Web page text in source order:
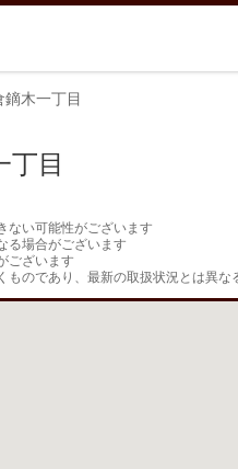
鏑木一丁目
丁目
ない可能性がございます
る場合がございます
ございます
ものであり、最新の取扱状況とは異な